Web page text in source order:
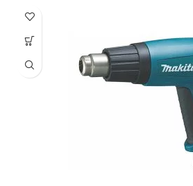
قطر صفحه
۱۱۵ میلی‌متر
و آچار - دفترچه راهنمای